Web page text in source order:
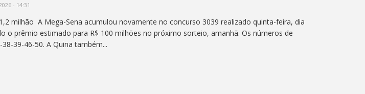
- 14:31
milhão A Mega-Sena acumulou novamente no concurso 3039 realizado quinta-feira, dia
o prêmio estimado para R$ 100 milhões no próximo sorteio, amanhã. Os números de
39-46-50. A Quina também...